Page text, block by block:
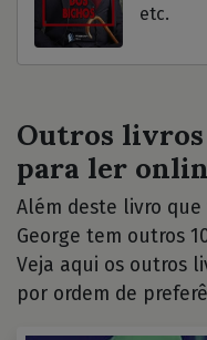
etc.
Outros
para ler
Além deste livro
George tem outros
Veja aqui os outros
por ordem de